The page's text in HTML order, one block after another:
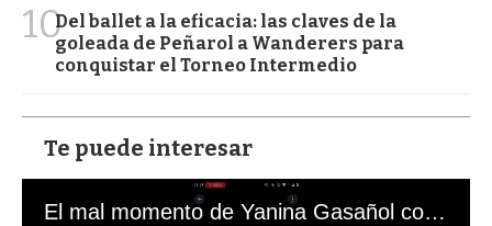
10Del ballet a la eficacia: las claves de la
goleada de Peñarol a Wanderers para
conquistar el Torneo Intermedio
Te puede interesar
El mal momento de Yanina Gasañol con un hincha argentino en "Subrayado"